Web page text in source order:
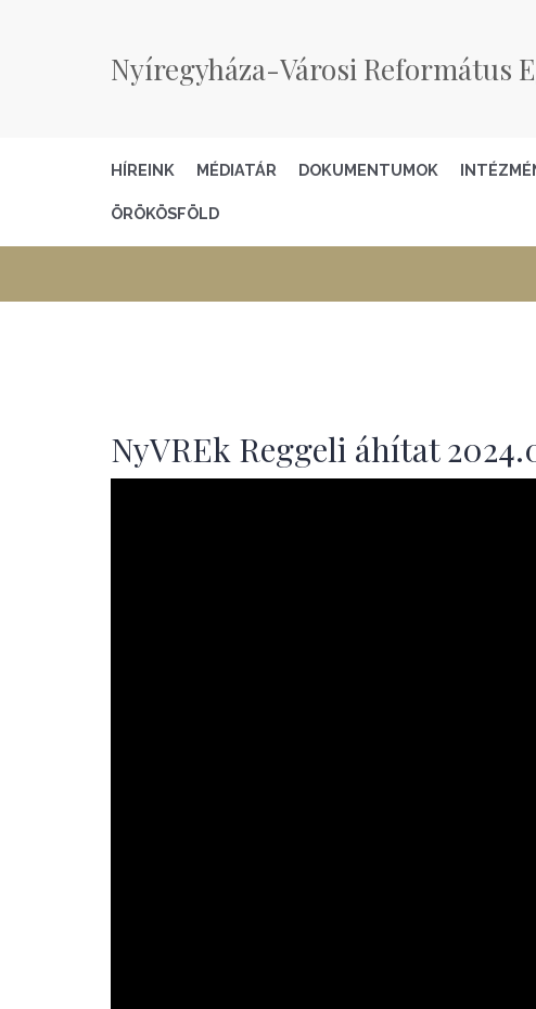
Nyíregyháza-Városi Református
HÍREINK MÉDIATÁR DOKUMENTUMOK
ÖRÖKÖSFÖLD
NyVREk Reggeli áhítat